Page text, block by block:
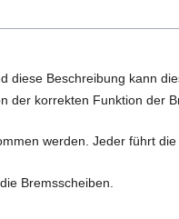
Beschreibung kann
der korrekten Funktion der
werden. Jeder führt
Bremsscheiben.